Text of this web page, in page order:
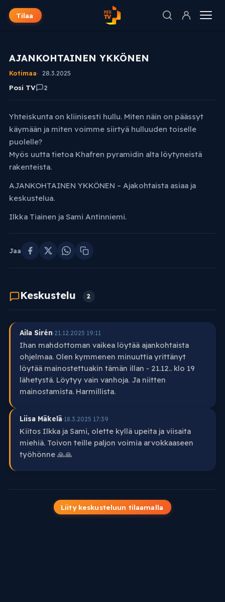
Tilaa
AJANKOHTAINEN YKKÖNEN
Kotimaa 28.3.2025
Posi TV 2
Yhteiskunta on kliinisesti hullu. Miten näin on päässyt
käymään ja miten voimme siirtyä hulluuden toiselle
puolelle?
Myös uutta tietoa Khafren pyramidin alta löytyneistä
rakenteista.
AJANKOHTAINEN YKKÖNEN – Ajakohtaista asiaa ja
keskustelua.
Ilkka Tiainen ja Sami Antinniemi.
Jaa
Keskustelu 2
Aila Sirén·21.12.2025 19:11
Ihan mahdottoman vaikea löytää ajankohtaista
ohjelmaa. Olen kymmenen minuuttia yrittänyt
löytää mainostettuakin tämän illan - 21.12.. klo 19
lähetystä. Löytyy vain vanhoja. Ja niitten
mainostamista. Harmillista.
Liisa Mäkelä·18.3.2025 17:39
Kiitos Ilkka ja Sami, olette kyllä upeita ja viisaita
miehiä. Toivon teille paljon voimia arvokkaaseen
työhönne 🙏🙏
Liity keskusteluun tilaamalla